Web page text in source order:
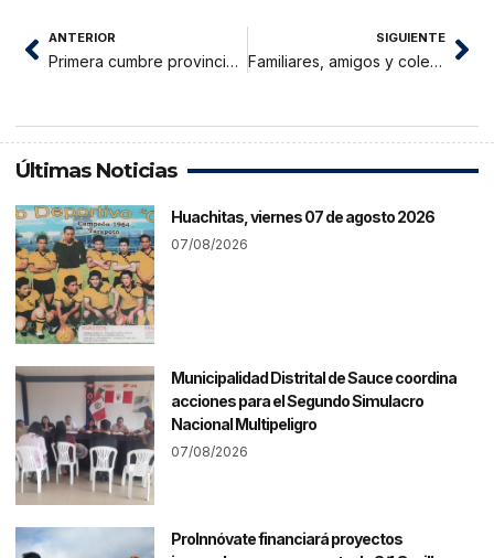
ANTERIOR
Primera cumbre provincial del agro recogió plataforma del FEDEAGRA
SIGUIENTE
Familiares, amigos y colegas despidieron a efectivo policial que falleció ahogado
Últimas Noticias
Huachitas, viernes 07 de agosto 2026
07/08/2026
Municipalidad Distrital de Sauce coordina
acciones para el Segundo Simulacro
Nacional Multipeligro
07/08/2026
ProInnóvate financiará proyectos